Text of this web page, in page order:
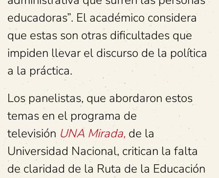
educadoras”. El académico considera
que estas son otras dificultades que
impiden llevar el discurso de la política
a la práctica.
Los panelistas, que abordaron estos
temas en el programa de
televisión UNA Mirada, de la
Universidad Nacional, critican la falta
de claridad de la Ruta de la Educación